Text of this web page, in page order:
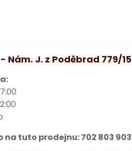
- Nám. J. z Poděbrad 779/15
na tuto prodejnu:702 803 903